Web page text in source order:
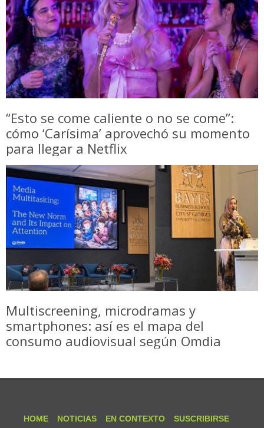
“Esto se come caliente o no se come”:
cómo ‘Carísima’ aprovechó su momento
para llegar a Netflix
Multiscreening, microdramas y
smartphones: así es el mapa del
consumo audiovisual según Omdia
HOME NOTICIAS EN CONTEXTO SUSCRIBIRSE